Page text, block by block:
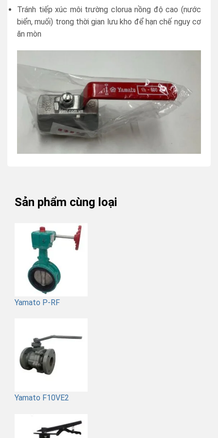
Tránh tiếp xúc môi trường clorua nồng độ cao (nước
biển, muối) trong thời gian lưu kho để hạn chế nguy cơ
ăn mòn
Sản phẩm cùng loại
Yamato P-RF
Yamato F10VE2